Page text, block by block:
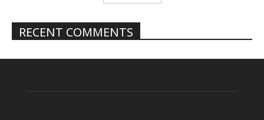
RECENT COMMENTS